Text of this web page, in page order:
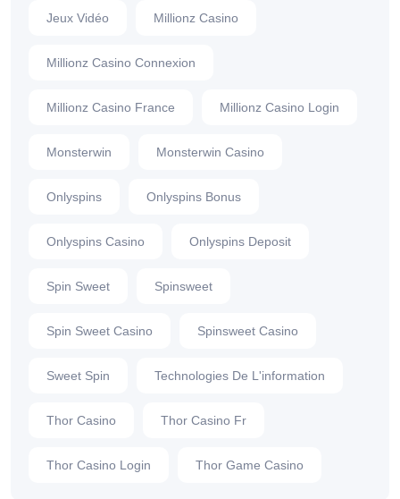
Jeux Vidéo Millionz Casino
Millionz Casino Connexion
Millionz Casino France Millionz Casino Login
Monsterwin Monsterwin Casino
Onlyspins Onlyspins Bonus
Onlyspins Casino Onlyspins Deposit
Spin Sweet Spinsweet
Spin Sweet Casino Spinsweet Casino
Sweet Spin Technologies De L'information
Thor Casino Thor Casino Fr
Thor Casino Login Thor Game Casino